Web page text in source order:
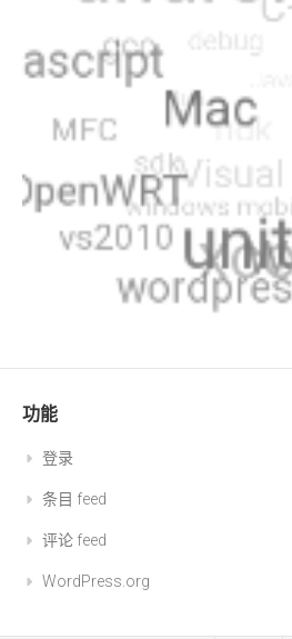
功能
登录
条目 feed
评论 feed
WordPress.org